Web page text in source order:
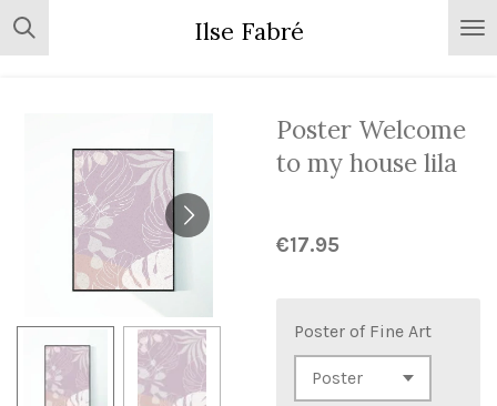
Skip
to
Ilse Fabré
Poster Welcome
to my house lila
€17.95
Poster of Fine Art